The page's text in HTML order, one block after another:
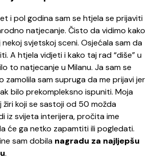
i pol godina sam se htjela se prijaviti
natjecanje. Čisto da vidimo kako
svjetskoj sceni. Osjećala sam da
A htjela vidjeti i kako taj rad “diše” u
to natjecanje u Milanu. Ja sam se
zamolila sam supruga da me prijavi jer
bilo prekompleksno ispuniti. Moja
žiri koji se sastoji od 50 možda
iz svijeta interijera, pročita ime
će ga netko zapamtiti ili pogledati.
sam dobila nagradu za najljepšu
.